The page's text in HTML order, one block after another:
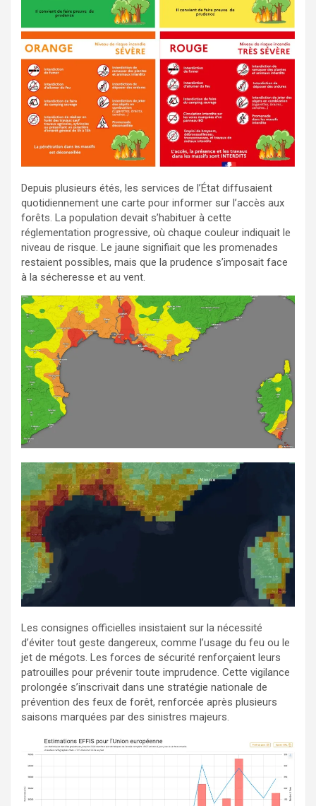
Depuis plusieurs étés, les services de l’État diffusaient
quotidiennement une carte pour informer sur l’accès aux
forêts. La population devait s’habituer à cette
réglementation progressive, où chaque couleur indiquait le
niveau de risque. Le jaune signifiait que les promenades
restaient possibles, mais que la prudence s’imposait face
à la sécheresse et au vent.
Les consignes officielles insistaient sur la nécessité
d’éviter tout geste dangereux, comme l’usage du feu ou le
jet de mégots. Les forces de sécurité renforçaient leurs
patrouilles pour prévenir toute imprudence. Cette vigilance
prolongée s’inscrivait dans une stratégie nationale de
prévention des feux de forêt, renforcée après plusieurs
saisons marquées par des sinistres majeurs.